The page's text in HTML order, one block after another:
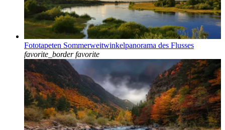
Fototapeten Sommerweitwinkelpanorama des Flusses
favorite_border favorite